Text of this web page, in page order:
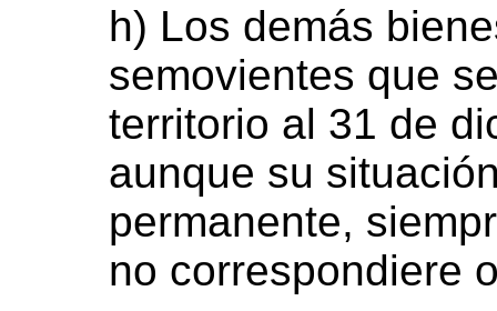
h) Los demás
semovientes que
territorio al 31 de
aunque su
permanente,
no correspondiere